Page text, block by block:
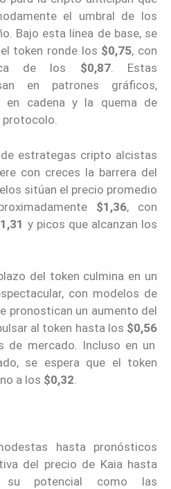
el umbral de los
Bajo esta línea de base, se
token ronde los $0,75, con
de los $0,87. Estas
en patrones gráficos,
en cadena y la quema de
protocolo.
estrategas cripto alcistas
con creces la barrera del
sitúan el precio promedio
$1,36, con
y picos que alcanzan los
del token culmina en un
con modelos de
pronostican un aumento del
al token hasta los $0,56
de mercado. Incluso en un
se espera que el token
a los $0,32.
hasta pronósticos
del precio de Kaia hasta
potencial como las